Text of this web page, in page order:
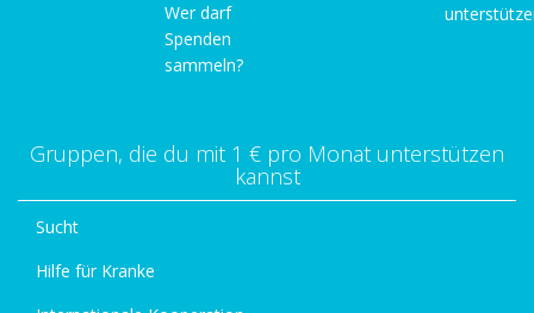
Wer darf
Spenden
sammeln?
Gruppen, die du mit 1 € pro Monat unterstützen
kannst
Sucht
Hilfe für Kranke